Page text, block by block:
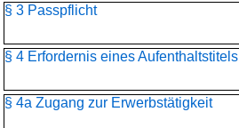
§ 3 Passpflicht
§ 4 Erfordernis eines Aufenthaltstitels
§ 4a Zugang zur Erwerbstätigkeit